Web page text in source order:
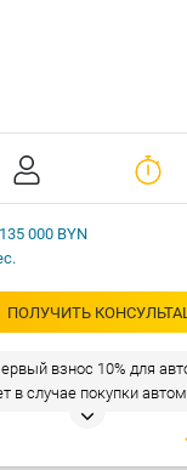
ПОЛУЧИТЬ
000 BYN
взнос 10% для
в случае покупки